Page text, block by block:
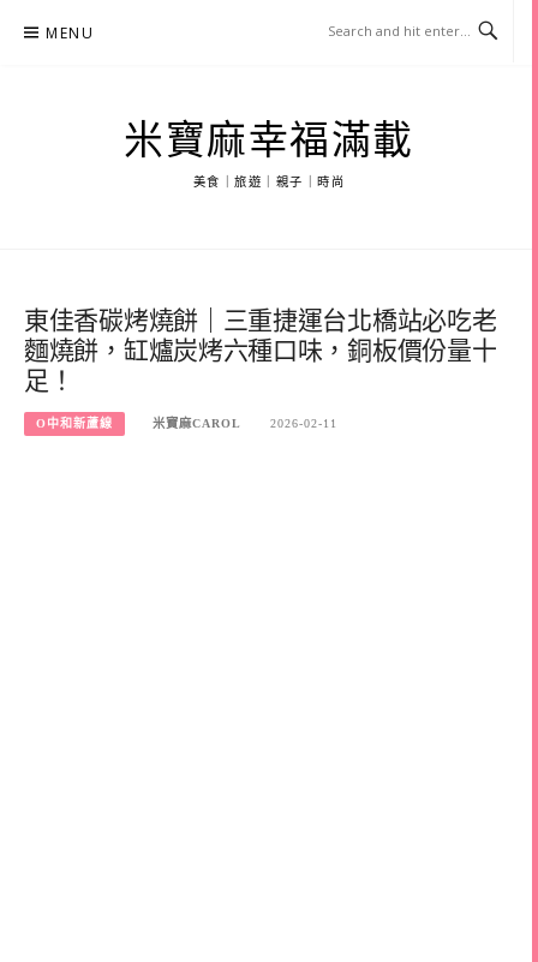
MENU
米寶麻幸福滿載
美食｜旅遊｜親子｜時尚
東佳香碳烤燒餅｜三重捷運台北橋站必吃老
麵燒餅，缸爐炭烤六種口味，銅板價份量十
足！
O中和新蘆線 米寶麻CAROL 2026-02-11